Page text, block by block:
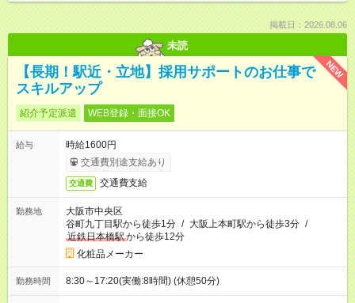
掲載日：2026.08.06
未読
NEW
【長期！駅近・立地】採用サポートのお仕事で
スキルアップ
紹介予定派遣 WEB登録・面接OK
給与
時給1600円
交通費別途支給あり
交通費 交通費支給
勤務地
大阪市中央区
谷町九丁目駅から徒歩1分 / 大阪上本町駅から徒歩3分 /
近鉄日本橋駅から徒歩12分
化粧品メーカー
勤務時間 8:30～17:20(実働:8時間) (休憩50分)